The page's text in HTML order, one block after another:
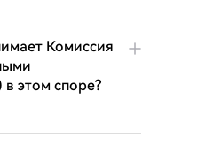
Комиссия
этом споре?